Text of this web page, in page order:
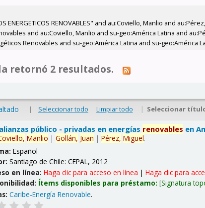
ENERGETICOS RENOVABLES" and au:Coviello, Manlio and
and au:Coviello, Manlio and su-geo:América Latina and
Renovables and su-geo:América Latina and su-geo:América
retornó 2 resultados.
| Seleccionar todo Limpiar todo | Seleccionar
público - privadas en energías renovables en
Manlio |Gollán, Juan |Pérez, Miguel.
Español
Santiago de Chile: CEPAL, 2012
en línea:Haga clic para acceso en línea |Haga clic para
Ítems disponibles para préstamo: Signatura
Caribe-Energía Renovable.